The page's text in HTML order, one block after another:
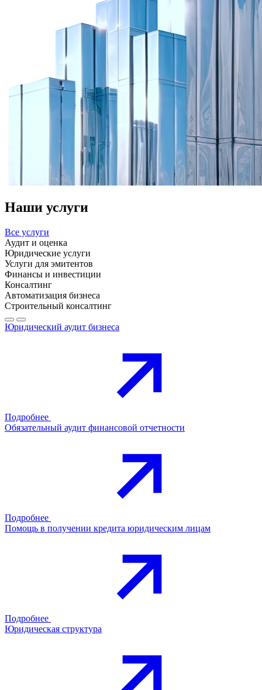
Наши услуги
Все услуги
Аудит и оценка
Юридические услуги
Услуги для эмитентов
Финансы и инвестиции
Консалтинг
Автоматизация бизнеса
Строительный консалтинг
Юридический аудит бизнеса
Подробнее
Обязательный аудит финансовой отчетности
Подробнее
Помощь в получении кредита юридическим лицам
Подробнее
Юридическая структура